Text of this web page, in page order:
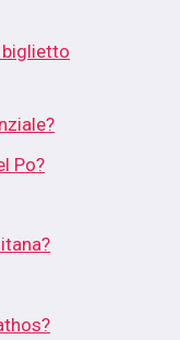
biglietto
Po?